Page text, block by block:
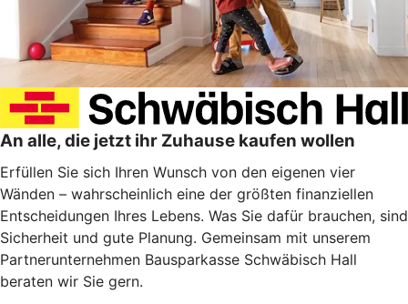
An alle, die jetzt ihr Zuhause kaufen wollen
Erfüllen Sie sich Ihren Wunsch von den eigenen vier
Wänden – wahrscheinlich eine der größten finanziellen
Entscheidungen Ihres Lebens. Was Sie dafür brauchen, sind
Sicherheit und gute Planung. Gemeinsam mit unserem
Partnerunternehmen Bausparkasse Schwäbisch Hall
beraten wir Sie gern.